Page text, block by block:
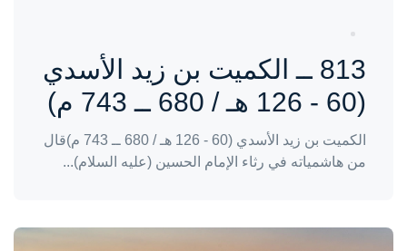
813 ــ الكميت بن زيد الأسدي
(60 - 126 هـ / 680 ــ 743 م)
الكميت بن زيد الأسدي (60 - 126 هـ / 680 ــ 743 م)قال
من هاشمياته في رثاء الإمام الحسين (عليه السلام)...